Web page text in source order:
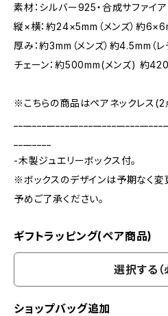
素材：シルバー925・合成サファイア
縦×横：約24×5mm（メンズ）約
厚み：約3mm（メンズ）約4.5mm（レ
チェーン：約500mm(メンズ) 約
※こちらの商品はペアネックレス(2
-木製ジュエリーボックス付。
※ボックスのデザインは予期なく変
予めご了承ください。
ギフトラッピング(ペア商品)
選択する（
ショップバッグ追加